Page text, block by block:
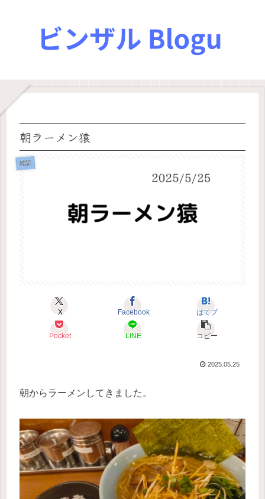
朝ラーメン猿
雑記
X Facebook はてブ
Pocket LINE コピー
2025.05.25
朝からラーメンしてきました。